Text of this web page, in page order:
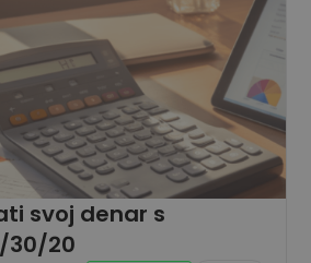
svoj denar s
30/20